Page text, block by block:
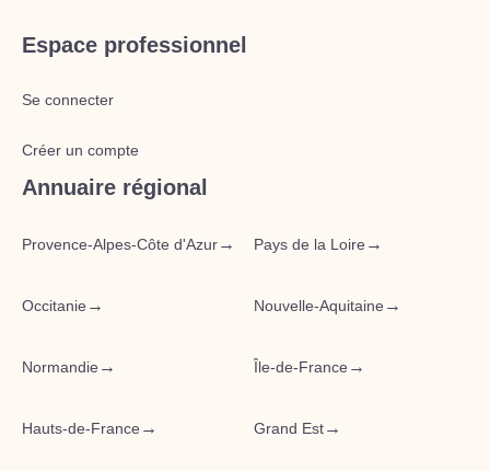
Espace professionnel
Se connecter
Créer un compte
Annuaire régional
Provence-Alpes-Côte d'Azur→ Pays de la Loire →
Occitanie → Nouvelle-Aquitaine →
Normandie → Île-de-France →
Hauts-de-France → Grand Est→